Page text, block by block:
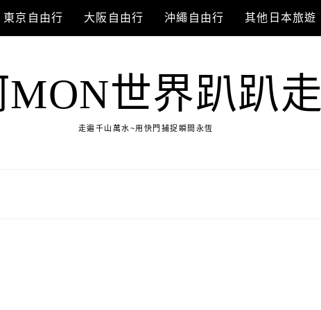
東京自由行 大阪自由行 沖繩自由行 其他日本旅遊
MON世界趴趴走
走遍千山萬水~用快門捕捉瞬間永恆